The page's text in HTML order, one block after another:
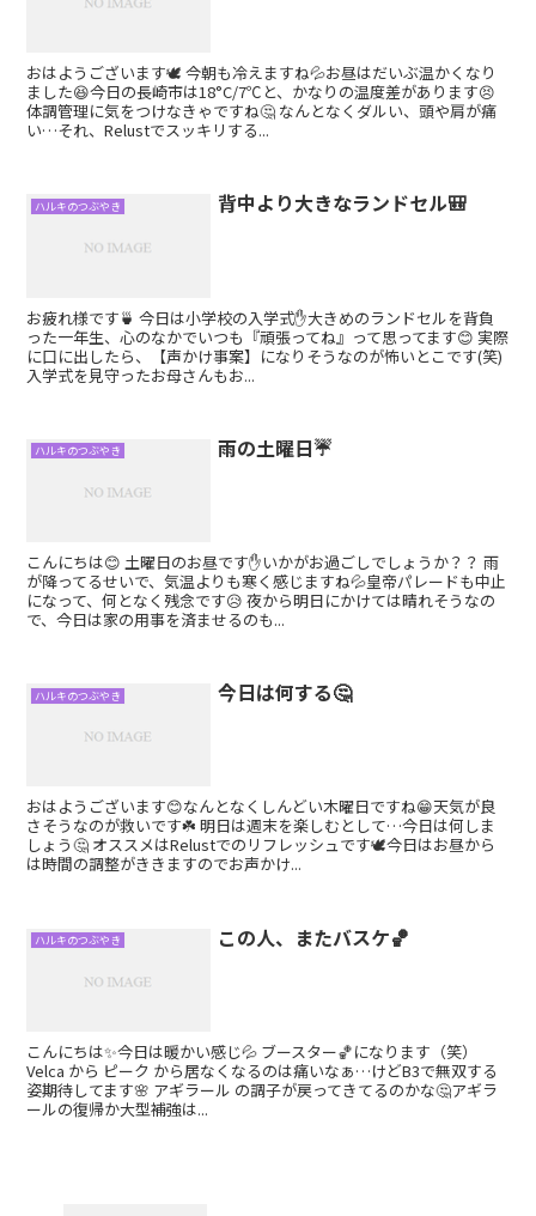
おはようございます🕊 今朝も冷えますね💦お昼はだいぶ温かくなり
ました😆今日の長崎市は18°C/7℃と、かなりの温度差があります😣
体調管理に気をつけなきゃですね🤔 なんとなくダルい、頭や肩が痛
い…それ、Relustでスッキリする...
ハルキのつぶやき 背中より大きなランドセル🎒
お疲れ様です🍵 今日は小学校の入学式✋大きめのランドセルを背負
った一年生、心のなかでいつも『頑張ってね』って思ってます😊 実際
に口に出したら、【声かけ事案】になりそうなのが怖いとこです(笑)
入学式を見守ったお母さんもお...
ハルキのつぶやき 雨の土曜日☔
こんにちは😊 土曜日のお昼です✋いかがお過ごしでしょうか？？ 雨
が降ってるせいで、気温よりも寒く感じますね💦皇帝パレードも中止
になって、何となく残念です😥 夜から明日にかけては晴れそうなの
で、今日は家の用事を済ませるのも...
ハルキのつぶやき 今日は何する🤔
おはようございます😊なんとなくしんどい木曜日ですね😁天気が良
さそうなのが救いです☘️ 明日は週末を楽しむとして…今日は何しま
しょう🤔 オススメはRelustでのリフレッシュです🕊今日はお昼から
は時間の調整がききますのでお声かけ...
ハルキのつぶやき この人、またバスケ🏀
こんにちは✨今日は暖かい感じ💦 ブースター🏀になります（笑）
Velca から ピーク から居なくなるのは痛いなぁ…けどB3で無双する
姿期待してます🌸 アギラール の調子が戻ってきてるのかな🤔アギラ
ールの復帰か大型補強は...